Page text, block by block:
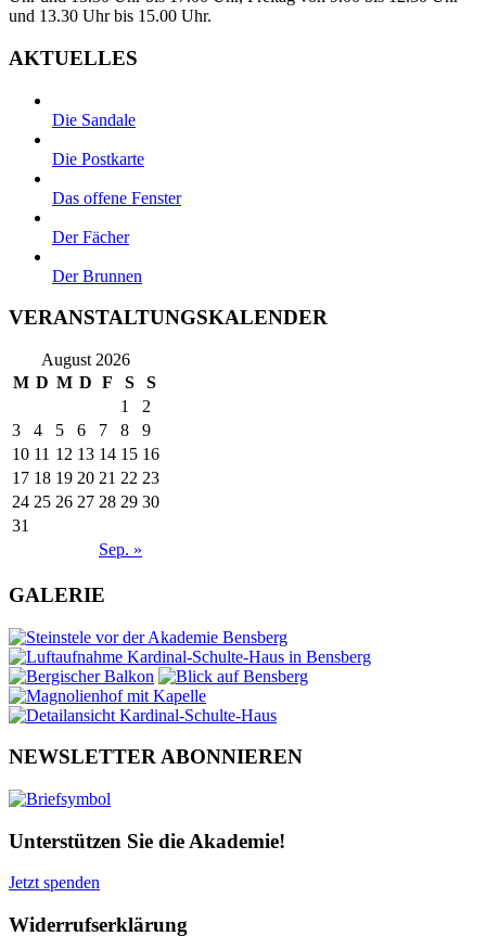
und 13.30 Uhr bis 15.00 Uhr.
AKTUELLES
Die Sandale
Die Postkarte
Das offene Fenster
Der Fächer
Der Brunnen
VERANSTALTUNGSKALENDER
August 2026
M D M D F S S
Sep. »
1
2
3
4 5 6 7 8
9
10 11 12 13 14 15 16
17 18 19 20 21 22 23
24 25 26 27 28 29 30
31
GALERIE
NEWSLETTER ABONNIEREN
Unterstützen Sie die Akademie!
Jetzt spenden
Widerrufserklärung